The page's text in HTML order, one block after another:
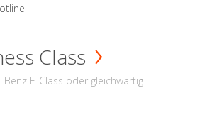
Class
Benz E-Class oder gleichwärtig